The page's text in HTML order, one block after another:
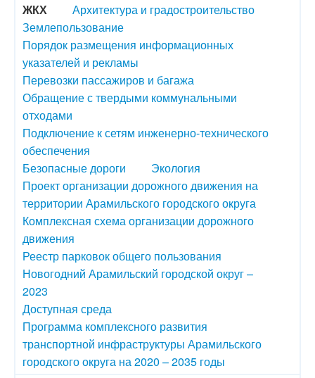
ЖКХ
Архитектура и градостроительство
Землепользование
Порядок размещения информационных
указателей и рекламы
Перевозки пассажиров и багажа
Обращение с твердыми коммунальными
отходами
Подключение к сетям инженерно-технического
обеспечения
Безопасные дороги
Экология
Проект организации дорожного движения на
территории Арамильского городского округа
Комплексная схема организации дорожного
движения
Реестр парковок общего пользования
Новогодний Арамильский городской округ –
2023
Доступная среда
Программа комплексного развития
транспортной инфраструктуры Арамильского
городского округа на 2020 – 2035 годы